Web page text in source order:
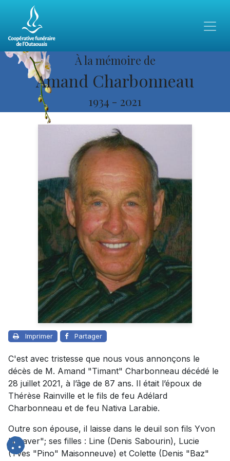
À la mémoire de
Amand Charbonneau
1934 - 2021
Imprimer Partager
C'est avec tristesse que nous vous annonçons le
décès de M. Amand "Timant" Charbonneau décédé le
28 juillet 2021, à l’âge de 87 ans. Il était l’époux de
Thérèse Rainville et le fils de feu Adélard
Charbonneau et de feu Nativa Larabie.
Outre son épouse, il laisse dans le deuil son fils Yvon
"Beaver"; ses filles : Line (Denis Sabourin), Lucie
(Yves "Pino" Maisonneuve) et Colette (Denis "Baz"